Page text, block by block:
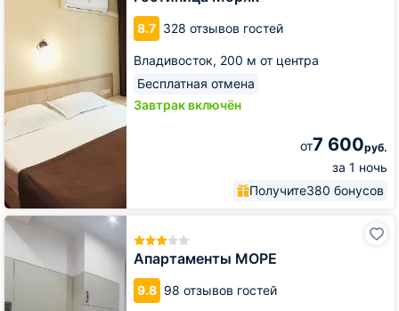
8.7 328 отзывов гостей
Владивосток, 200 м от центра
Бесплатная отмена
Завтрак включён
от7 600руб.
за 1 ночь
Получите380 бонусов
Апартаменты МОРЕ
9.8 98 отзывов гостей
Апартаменты
МОРЕ